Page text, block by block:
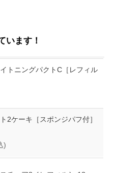
います！
トニングパクトC［レフィル
2ケーキ［スポンジパフ付］
)